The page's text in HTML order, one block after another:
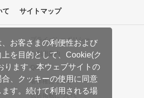
お客さまの利便性および
を目的として、Cookie(ク
ります。本ウェブサイトの
、クッキーの使用に同意
す。続けて利用される場
て サイトマップ
プライバシーポリシー
ご利用案内
Q&A
著作権について
広告掲載について